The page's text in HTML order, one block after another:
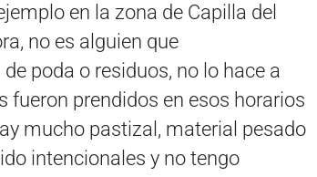
en la zona de Capilla del
no es alguien que
poda o residuos, no lo hace a
fueron prendidos en esos horarios
mucho pastizal, material pesado
intencionales y no tengo